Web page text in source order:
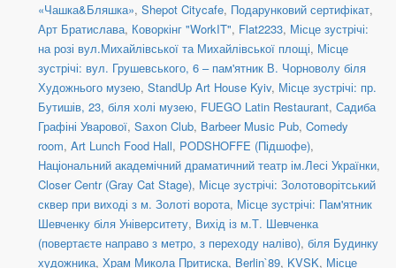
«Чашка&Бляшка», Shepot Citycafe, Подарунковий сертифікат,
Арт Братислава, Коворкінг "WorkIT", Flat2233, Місце зустрічі:
на розі вул.Михайлівської та Михайлівської площі, Місце
зустрічі: вул. Грушевського, 6 – пам'ятник В. Чорноволу біля
Художнього музею, StandUp Art House Kyiv, Місце зустрічі: пр.
Бутишів, 23, біля холі музею, FUEGO Latin Restaurant, Садиба
Графіні Уварової, Saxon Club, Barbeer Music Pub, Comedy
room, Art Lunch Food Hall, PODSHOFFE (Підшофе),
Національний академічний драматичний театр ім.Лесі Українки,
Closer Centr (Gray Cat Stage), Місце зустрічі: Золотоворітський
сквер при виході з м. Золоті ворота, Місце зустрічі: Пам'ятник
Шевченку біля Університету, Вихід із м.Т. Шевченка
(повертаєте направо з метро, з переходу наліво), біля Будинку
художника, Храм Микола Притиска, Berlin`89, KVSK, Місце